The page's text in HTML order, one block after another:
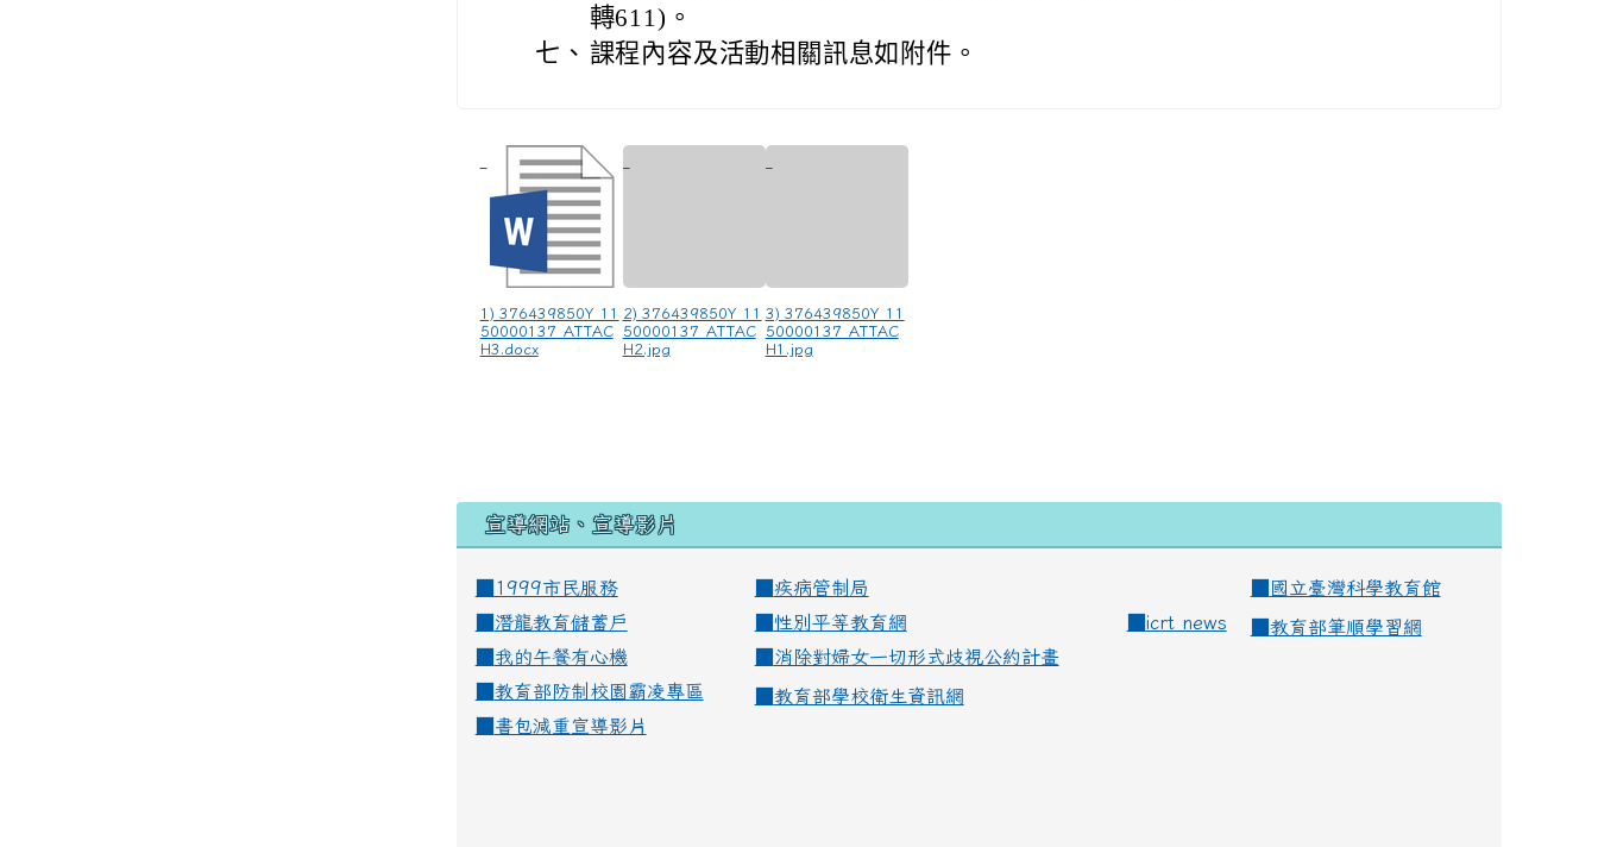
轉611)。
七、 課程內容及活動相關訊息如附件。
1) 376439850Y_11
50000137_ATTAC
H3.docx
2) 376439850Y_11
50000137_ATTAC
H2.jpg
3) 376439850Y_11
50000137_ATTAC
H1.jpg
宣導網站、宣導影片
■1999市民服務 疾病管制局
國立臺灣科學教育館
潛龍教育儲蓄戶 性別平等教育網 icrt news
教育部筆順學習網
我的午餐有心機
消除對婦女一切形式歧視公約計畫
教育部防制校園霸凌專區
教育部學校衛生資訊網
書包減重宣導影片